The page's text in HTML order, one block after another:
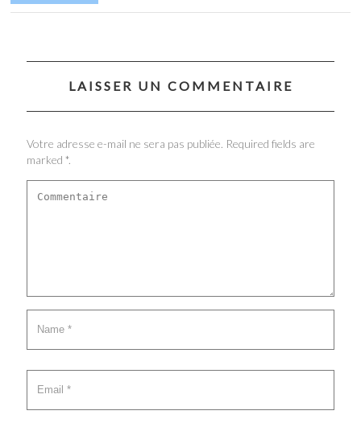
LAISSER UN COMMENTAIRE
Votre adresse e-mail ne sera pas publiée. Required fields are
marked *.